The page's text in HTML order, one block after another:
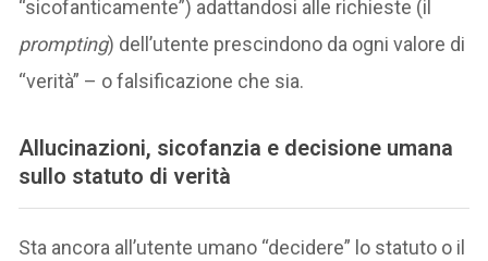
“sicofanticamente”) adattandosi alle richieste (il
prompting) dell’utente prescindono da ogni valore di
“verità” – o falsificazione che sia.
Allucinazioni, sicofanzia e decisione umana
sullo statuto di verità
Sta ancora all’utente umano “decidere” lo statuto o il